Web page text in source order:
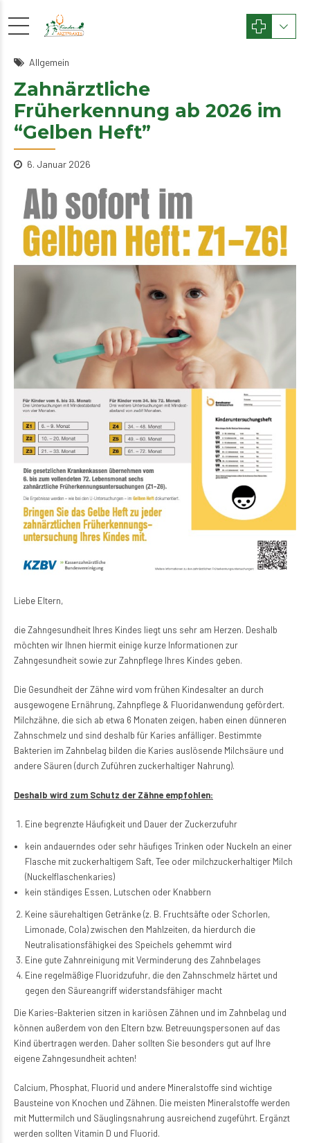
Allgemein
Zahnärztliche
Früherkennung ab 2026 im
“Gelben Heft”
6. Januar 2026
Liebe Eltern,
die Zahngesundheit Ihres Kindes liegt uns sehr am Herzen. Deshalb
möchten wir Ihnen hiermit einige kurze Informationen zur
Zahngesundheit sowie zur Zahnpflege Ihres Kindes geben.
Die Gesundheit der Zähne wird vom frühen Kindesalter an durch
ausgewogene Ernährung, Zahnpflege & Fluoridanwendung gefördert.
Milchzähne, die sich ab etwa 6 Monaten zeigen, haben einen dünneren
Zahnschmelz und sind deshalb für Karies anfälliger. Bestimmte
Bakterien im Zahnbelag bilden die Karies auslösende Milchsäure und
andere Säuren (durch Zuführen zuckerhaltiger Nahrung).
Deshalb wird zum Schutz der Zähne empfohlen:
Eine begrenzte Häufigkeit und Dauer der Zuckerzufuhr
kein andauerndes oder sehr häufiges Trinken oder Nuckeln an einer
Flasche mit zuckerhaltigem Saft, Tee oder milchzuckerhaltiger Milch
(Nuckelflaschenkaries)
kein ständiges Essen, Lutschen oder Knabbern
Keine säurehaltigen Getränke (z. B. Fruchtsäfte oder Schorlen,
Limonade, Cola) zwischen den Mahlzeiten, da hierdurch die
Neutralisationsfähigkei des Speichels gehemmt wird
Eine gute Zahnreinigung mit Verminderung des Zahnbelages
Eine regelmäßige Fluoridzufuhr, die den Zahnschmelz härtet und
gegen den Säureangriff widerstandsfähiger macht
Die Karies-Bakterien sitzen in kariösen Zähnen und im Zahnbelag und
können außerdem von den Eltern bzw. Betreuungspersonen auf das
Kind übertragen werden. Daher sollten Sie besonders gut auf Ihre
eigene Zahngesundheit achten!
Calcium, Phosphat, Fluorid und andere Mineralstoffe sind wichtige
Bausteine von Knochen und Zähnen. Die meisten Mineralstoffe werden
mit Muttermilch und Säuglingsnahrung ausreichend zugeführt. Ergänzt
werden sollten Vitamin D und Fluorid.